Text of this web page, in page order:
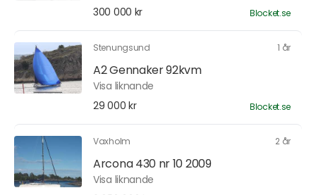
300 000 kr
Blocket.se
Stenungsund 1 år
A2 Gennaker 92kvm
Visa liknande
29 000 kr
Blocket.se
Vaxholm 2 år
Arcona 430 nr 10 2009
Visa liknande